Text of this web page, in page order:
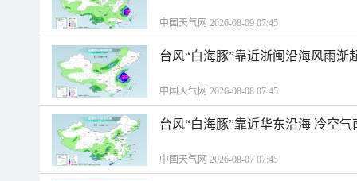
中国天气网 2026-08-09 07:45
台风“白海豚”靠近浙闽沿海风雨渐
中国天气网 2026-08-08 07:45
台风“白海豚”靠近华东沿海 冷空
中国天气网 2026-08-07 07:45